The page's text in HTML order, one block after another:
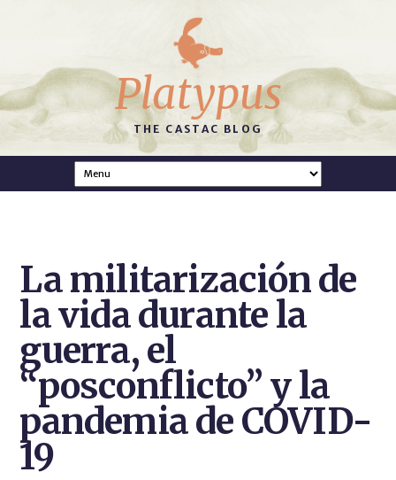
Platypus
THE CASTAC BLOG
La militarización de
la vida durante la
guerra, el
“posconflicto” y la
pandemia de COVID-
19